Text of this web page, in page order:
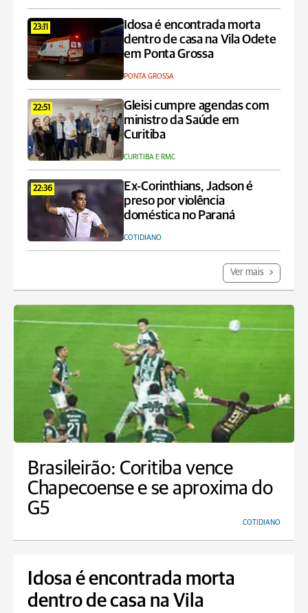
23:11
Idosa é encontrada morta
dentro de casa na Vila Odete
em Ponta Grossa
PONTA GROSSA
22:51
Gleisi cumpre agendas com
ministro da Saúde em
Curitiba
CURITIBA E RMC
22:36
Ex-Corinthians, Jadson é
preso por violência
doméstica no Paraná
COTIDIANO
Ver mais
Brasileirão: Coritiba vence
Chapecoense e se aproxima do
G5
COTIDIANO
Idosa é encontrada morta
dentro de casa na Vila